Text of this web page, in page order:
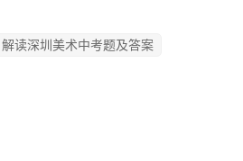
解读深圳美术中考题及答案